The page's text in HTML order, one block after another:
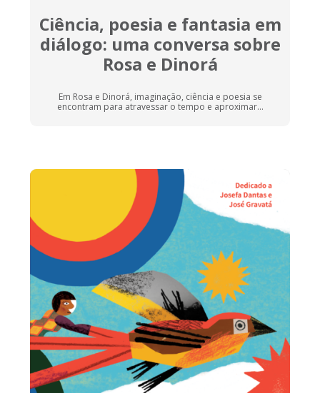
Ciência, poesia e fantasia em
diálogo: uma conversa sobre
Rosa e Dinorá
Em Rosa e Dinorá, imaginação, ciência e poesia se
encontram para atravessar o tempo e aproximar...